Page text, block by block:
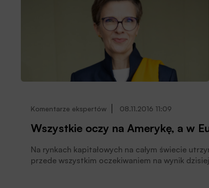
Komentarze ekspertów 08.11.2016 11:09
Wszystkie oczy na Amerykę, a w
Na rynkach kapitałowych na całym świecie
przede wszystkim oczekiwaniem na wynik